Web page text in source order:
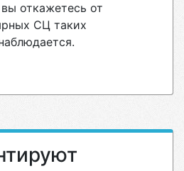
откажетесь от
СЦ таких